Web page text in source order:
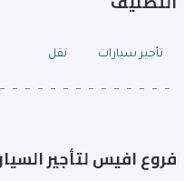
تأجير سيارات نقل
فروع افيس لتأجير